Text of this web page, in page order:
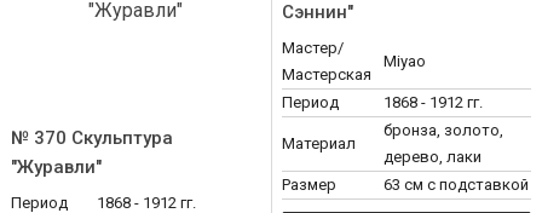
№ 370 Скульптура
"Журавли"
Период
1868 - 1912 гг.
Сэннин"
Мастер/
Мастерская
Miyao
Период 1868 - 1912 гг.
Материал
бронза, золото,
дерево, лаки
Размер
63 см с подставкой